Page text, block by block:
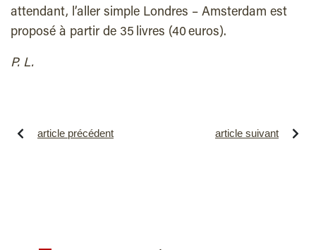
attendant, l’aller simple Londres – Amsterdam est
proposé à partir de 35 livres (40 euros).
P. L.
article précédent article suivant